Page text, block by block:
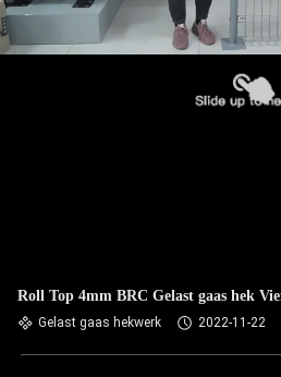
Roll Top 4mm BRC Gelast gaas hek
Gelast gaas hekwerk 2022-11-22